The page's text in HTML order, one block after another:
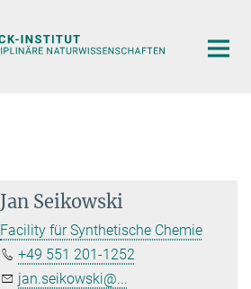
Jan Seikowski
Facility für Synthetische Chemie
+49 551 201-1252
jan.seikowski@...